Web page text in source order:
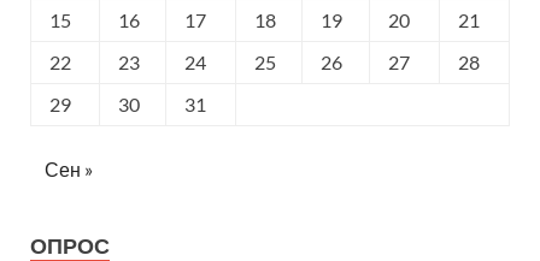
15
16 17 18 19 20
21
22
23 24 25 26 27
28
29
30 31
Сен »
ОПРОС